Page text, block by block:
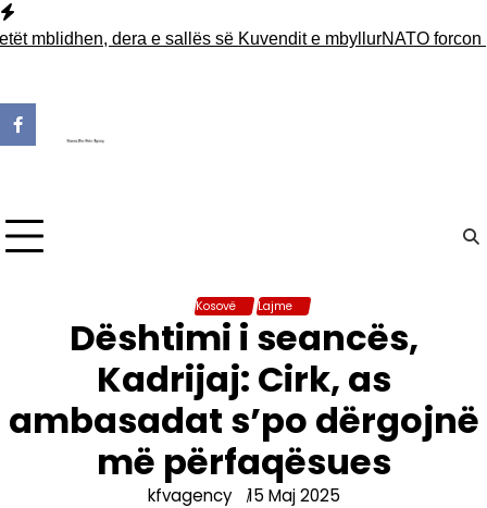
Skip
to
dera e sallës së Kuvendit e mbyllurNATO forcon
Kosovë Lajme
Dështimi i seancës,
Kadrijaj: Cirk, as
ambasadat s’po dërgojnë
më përfaqësues
kfvagency 15 Maj 2025